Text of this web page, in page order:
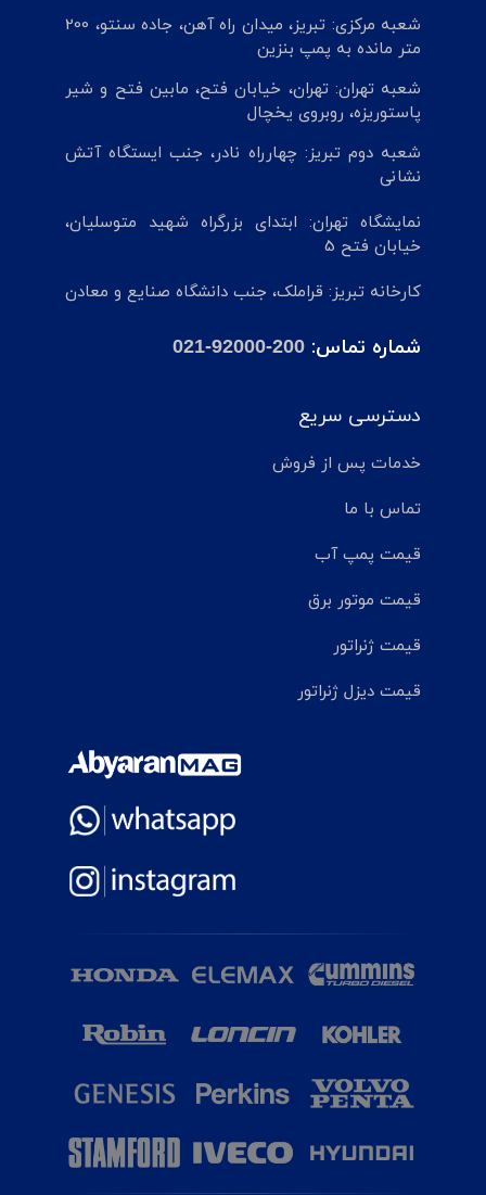
شعبه مرکزی: تبریز، میدان راه آهن، جاده سنتو، 200
متر مانده به پمپ بنزین
شعبه تهران: تهران، خیابان فتح، مابین فتح و شیر
پاستوریزه، روبروی یخچال
شعبه دوم تبریز: چهارراه نادر، جنب ایستگاه آتش
نشانی
نمایشگاه تهران: ابتدای بزرگراه شهید متوسلیان،
خیابان فتح 5
کارخانه تبریز: قراملک، جنب دانشگاه صنایع و معادن
شماره تماس: 021-92000-200
دسترسی سریع
خدمات پس از فروش
تماس با ما
قیمت پمپ آب
قیمت موتور برق
قیمت ژنراتور
قیمت دیزل ژنراتور